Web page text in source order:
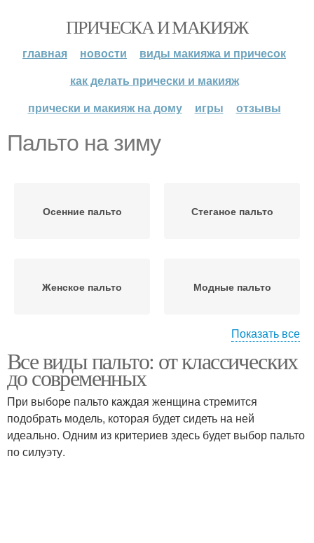
ПРИЧЕСКА И МАКИЯЖ
главная новости
виды макияжа и причесок
как делать прически и макияж
прически и макияж на дому
игры отзывы
Пальто на зиму
Осенние пальто Стеганое пальто
Женское пальто Модные пальто
Зимний пальто
Показать все
Все виды пальто: от классических
до современных
При выборе пальто каждая женщина стремится
подобрать модель, которая будет сидеть на ней
идеально. Одним из критериев здесь будет выбор пальто
по силуэту.